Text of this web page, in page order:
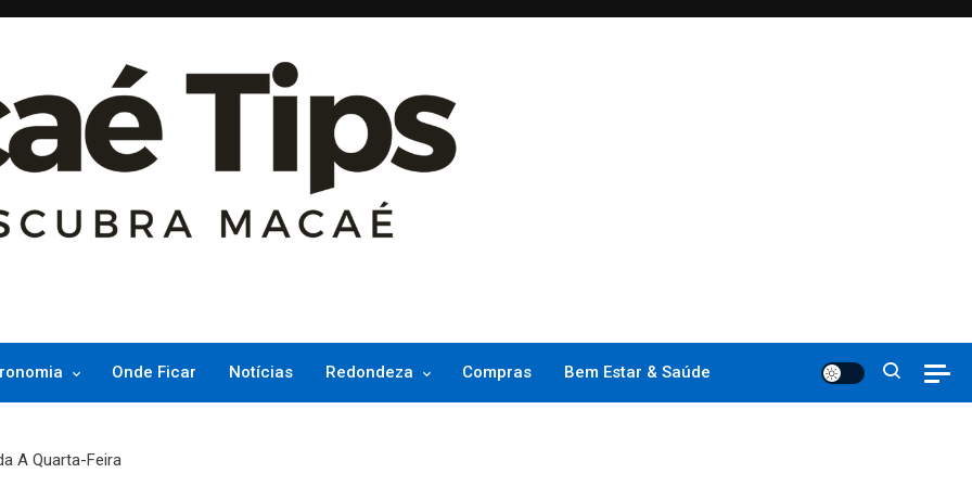
Onde Ficar Notícias Redondeza Compras Bem Estar & Saúde
A Quarta-Feira